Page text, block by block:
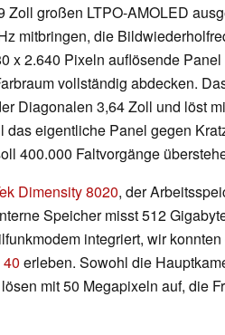
großen LTPO-AMOLED
mitbringen, die
x 2.640 Pixeln auflösende Panel
vollständig abdecken.
Diagonalen 3,64 Zoll und löst
eigentliche Panel gegen
400.000 Faltvorgänge
Dimensity 8020, der
Speicher misst 512
integriert, wir
erleben. Sowohl die
mit 50 Megapixeln auf, die